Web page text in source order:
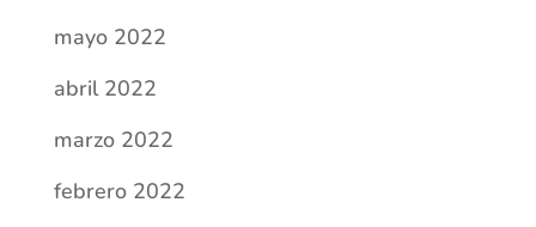
mayo 2022
abril 2022
marzo 2022
febrero 2022